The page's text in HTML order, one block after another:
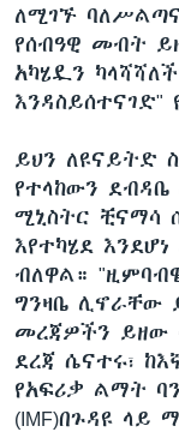
ለሚገኙ
የሰብዓዊ መብት
አካሄዷን
እንዳስይሰተናገድ"
ይህን ለዩናይትድ
የተላከውን ደብዳቤ
ሚኒስትር ቺናማሳ
እየተካሄደ
ብለዋል።
ግንዛቤ ሊኖራቸው
መረጃዎችን ይዘው
ደረጃ ሴናተሩ፣
የአፍሪቃ ልማት
(IMF)በጉዳዩ ላይ